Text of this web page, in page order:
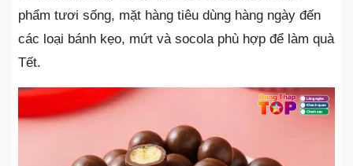
phẩm tươi sống, mặt hàng tiêu dùng hàng ngày đến
các loại bánh kẹo, mứt và socola phù hợp để làm quà
Tết.